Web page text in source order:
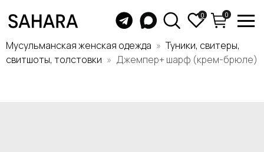
Мусульманская женская одежда
Туники, свитеры,
свитшоты, толстовки
Джемпер+ шарф (крем-брюле)